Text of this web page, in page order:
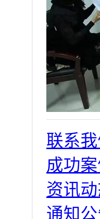
联系
成功
资讯
通知